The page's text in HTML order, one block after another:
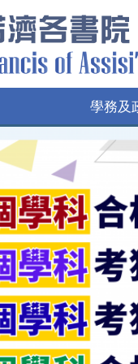
學務及